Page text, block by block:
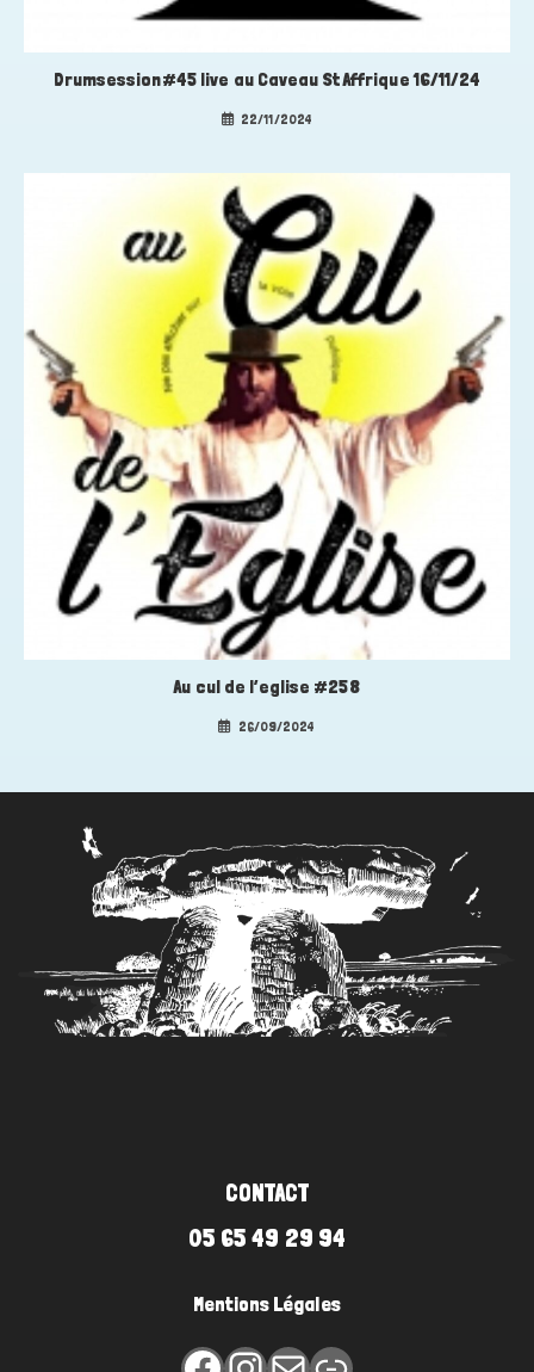
Drumsession#45 live au Caveau St Affrique 16/11/24
22/11/2024
Au cul de l’eglise #258
26/09/2024
CONTACT
05 65 49 29 94
Mentions Légales
FacebookInstagram
E-mail Lien